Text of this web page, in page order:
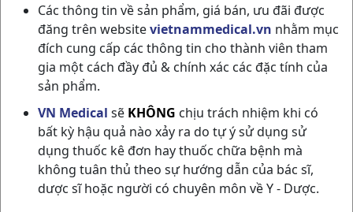
Các thông tin về sản phẩm, giá bán, ưu đãi được
đăng trên websitevietnammedical.vn nhằm mục
đích cung cấp các thông tin cho thành viên tham
gia một cách đầy đủ & chính xác các đặc tính của
sản phẩm.
VN Medical sẽ KHÔNG chịu trách nhiệm khi có
bất kỳ hậu quả nào xảy ra do tự ý sử dụng sử
dụng thuốc kê đơn hay thuốc chữa bệnh mà
không tuân thủ theo sự hướng dẫn của bác sĩ,
dược sĩ hoặc người có chuyên môn về Y - Dược.
ENDIX G PD T10GR PHIL INTER
PHARMA
NSX:Phil Inter Pharma
Nhóm hàng:
Thuốc Dùng Ngoài Da,